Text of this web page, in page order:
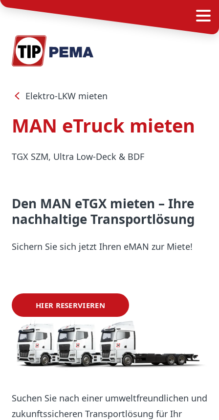
Elektro-LKW mieten
MAN eTruck mieten
TGX SZM, Ultra Low-Deck & BDF
Den MAN eTGX mieten – Ihre
nachhaltige Transportlösung
Sichern Sie sich jetzt Ihren eMAN zur Miete!
HIER RESERVIEREN
Suchen Sie nach einer umweltfreundlichen und
zukunftssicheren Transportlösung für Ihr